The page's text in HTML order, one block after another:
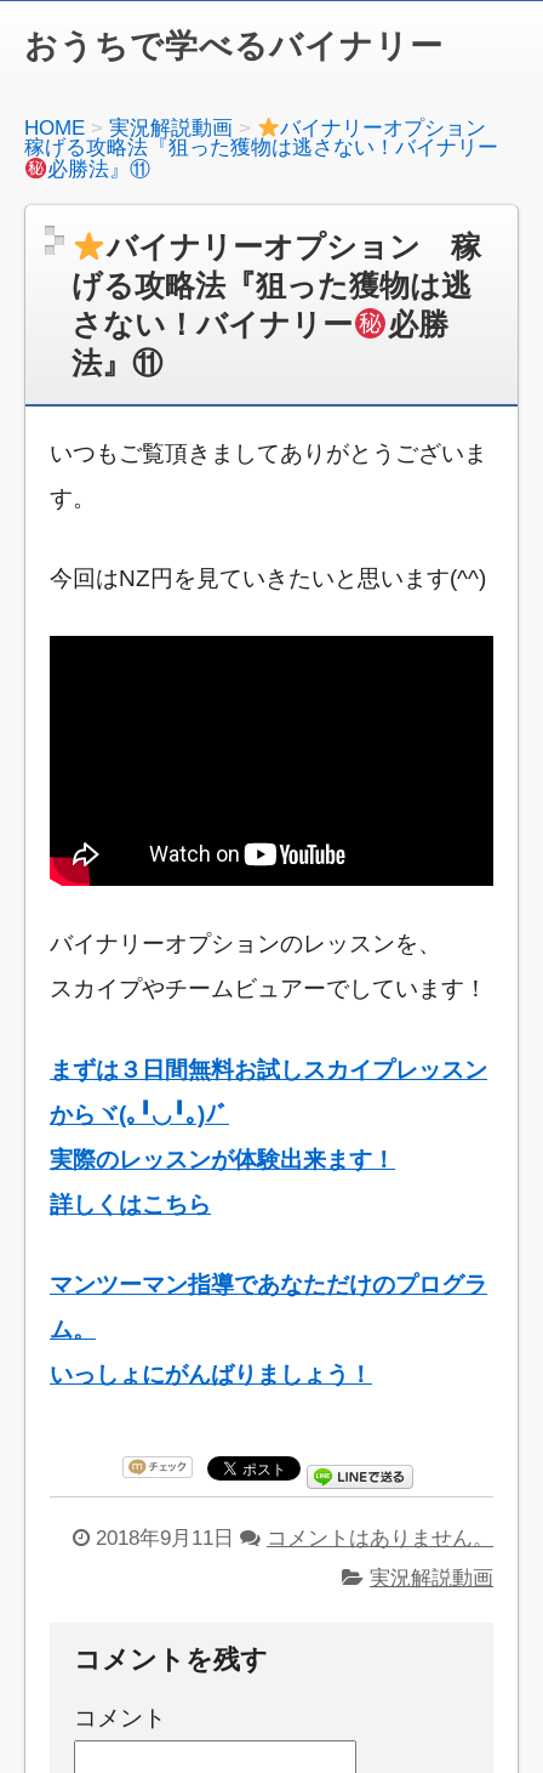
おうちで学べるバイナリー
HOME 実況解説動画
バイナリーオプション
稼げる攻略法『狙った獲物は逃さない！バイナリー
必勝法』⑪
バイナリーオプション 稼
げる攻略法『狙った獲物は逃
さない！バイナリー
必勝
法』⑪
いつもご覧頂きましてありがとうございま
す。
今回はNZ円を見ていきたいと思います(^^)
バイナリーオプションのレッスンを、
スカイプやチームビュアーでしています！
まずは３日間無料お試しスカイプレッスン
からヾ(｡╹◡╹｡)ﾉﾞ
実際のレッスンが体験出来ます！
詳しくはこちら
マンツーマン指導であなただけのプログラ
ム。
いっしょにがんばりましょう！
2018年9月11日
コメントはありません。
実況解説動画
コメントを残す
コメント